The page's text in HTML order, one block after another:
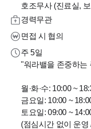
호조무사 (진료실,
경력무관
면접 시 협의
주 5일
"워라밸을 존중하는
월·화·수: 10:00 ~
금요일: 10:00 ~
토요일: 09:00 ~
(점심시간 없이 운영